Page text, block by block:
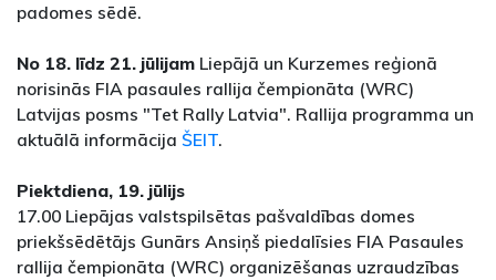
padomes sēdē.
No 18. līdz 21. jūlijam Liepājā un Kurzemes reģionā
norisinās FIA pasaules rallija čempionāta (WRC)
Latvijas posms "Tet Rally Latvia". Rallija programma un
aktuālā informācija ŠEIT.
Piektdiena, 19. jūlijs
17.00 Liepājas valstspilsētas pašvaldības domes
priekšsēdētājs Gunārs Ansiņš piedalīsies FIA Pasaules
rallija čempionāta (WRC) organizēšanas uzraudzības